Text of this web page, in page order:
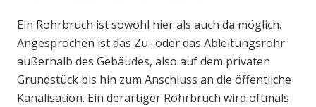
Ein Rohrbruch ist sowohl hier als auch da möglich.
Angesprochen ist das Zu- oder das Ableitungsrohr
außerhalb des Gebäudes, also auf dem privaten
Grundstück bis hin zum Anschluss an die öffentliche
Kanalisation. Ein derartiger Rohrbruch wird oftmals